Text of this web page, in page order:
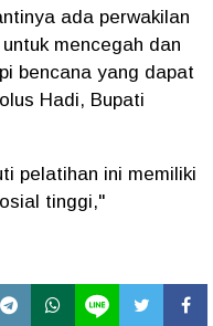
ada perwakilan
mencegah dan
bencana yang dapat
Hadi, Bupati
pelatihan ini memiliki
tinggi,"